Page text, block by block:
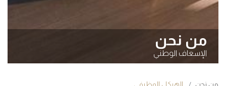
من نحن
الإسعاف الوطني
من نحن الهيكل الوظيفي